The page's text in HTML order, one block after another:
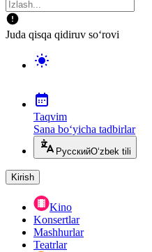
Juda qisqa qidiruv so‘rovi
Taqvim
Sana bo‘yicha tadbirlar
РусскийO‘zbek tili
Kirish
Kino
Konsertlar
Mashhurlar
Teatrlar